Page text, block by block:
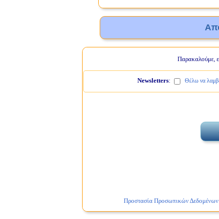
Παρακαλούμε,
Newsletters: Θέλω να
Προστασία Προσωπικών Δεδομένων